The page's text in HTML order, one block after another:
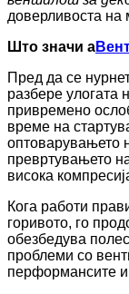
доверливоста на
Што значи а
Пред да се
разбере улогата
привремено
време на
оптоварувањето
превртувањето
висока
Кога работи
горивото, го
обезбедува
проблеми со
перформансите